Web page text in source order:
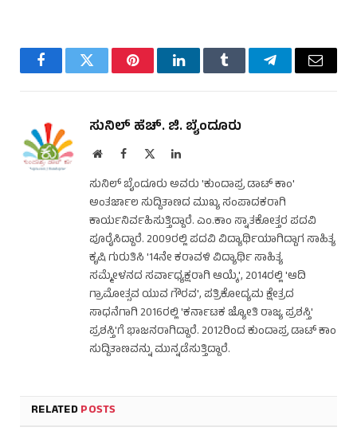
FacebookTwitter PinterestLinkedInTumblr TelegramEmail
ಸುನಿಲ್ ಹೆಚ್. ಜಿ. ಬೈಂದೂರು
WebsiteFacebook LinkedIn
ಸುನಿಲ್ ಬೈಂದೂರು ಅವರು 'ಕುಂದಾಪ್ರ ಡಾಟ್ ಕಾಂ'
ಅಂತರ್ಜಾಲ ಸುದ್ದಿತಾಣದ ಮುಖ್ಯ ಸಂಪಾದಕರಾಗಿ
ಕಾರ್ಯನಿರ್ವಹಿಸುತ್ತಿದ್ದಾರೆ. ಎಂ.ಕಾಂ ಸ್ನಾತಕೋತ್ತರ ಪದವಿ
ಪೂರೈಸಿದ್ದಾರೆ. 2009ರಲ್ಲಿ ಪದವಿ ವಿದ್ಯಾರ್ಥಿಯಾಗಿದ್ದಾಗ ಸಾಹಿತ್ಯ
ಕೃಷಿ ಗುರುತಿಸಿ '14ನೇ ಕರಾವಳಿ ವಿದ್ಯಾರ್ಥಿ ಸಾಹಿತ್ಯ
ಸಮ್ಮೇಳನದ ಸರ್ವಾಧ್ಯಕ್ಷರಾಗಿ ಆಯ್ಕೆ', 2014ರಲ್ಲಿ 'ಆದಿ
ಗ್ರಾಮೋತ್ಸವ ಯುವ ಗೌರವ', ಪತ್ರಿಕೋದ್ಯಮ ಕ್ಷೇತ್ರದ
ಸಾಧನೆಗಾಗಿ 2016ರಲ್ಲಿ 'ಕರ್ನಾಟಕ ಜ್ಯೋತಿ ರಾಜ್ಯ ಪ್ರಶಸ್ತಿ'
ಪ್ರಶಸ್ತಿ'ಗೆ ಭಾಜನರಾಗಿದ್ದಾರೆ. 2012ರಿಂದ ಕುಂದಾಪ್ರ ಡಾಟ್ ಕಾಂ
ಸುದ್ದಿತಾಣವನ್ನು ಮುನ್ನಡೆಸುತ್ತಿದ್ದಾರೆ.
RELATEDPOSTS